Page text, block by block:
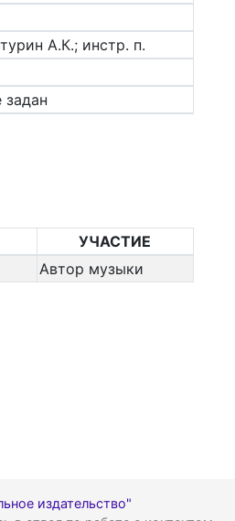
А.К.; инстр. п.
задан
УЧАСТИЕ
Автор музыки
издательство"